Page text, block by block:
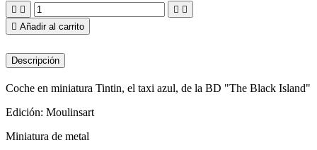
   
 Añadir al carrito
Descripción
Coche en miniatura Tintin, el taxi azul, de la BD "The Black Island"
Edición: Moulinsart
Miniatura de metal